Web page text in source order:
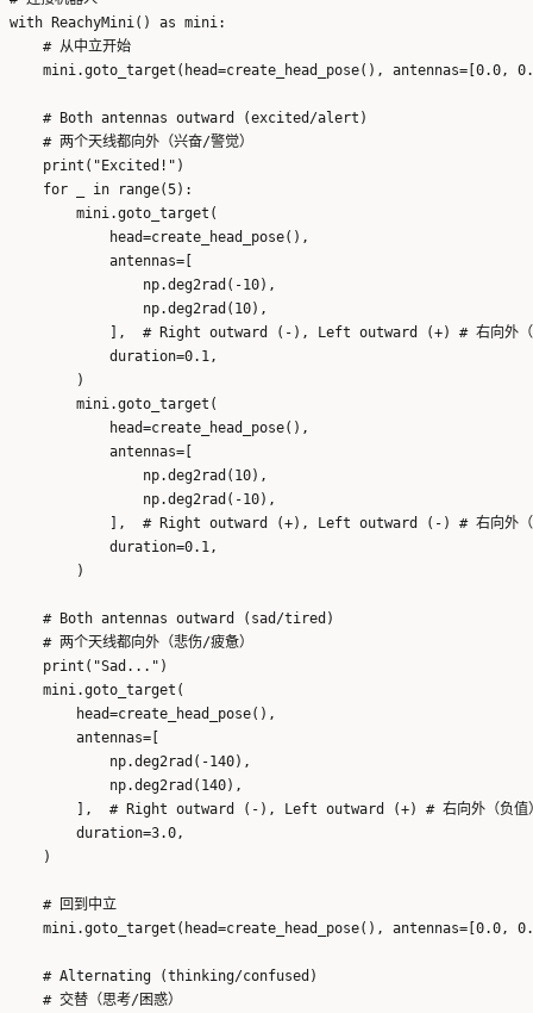
with ReachyMini() as mini:
    # 从中立开始
mini.goto_target(head=create_head_pose(), antennas=[0.0,
    # Both antennas outward (excited/alert)
    # 两个天线都向外（兴奋/警觉）
    print("Excited!")
    for _ in range(5):
        mini.goto_target(
            head=create_head_pose(),
            antennas=[
                np.deg2rad(-10),
                np.deg2rad(10),
],  # Right outward (-), Left outward (+) # 右向外（
            duration=0.1,
        )
        mini.goto_target(
            head=create_head_pose(),
            antennas=[
                np.deg2rad(10),
                np.deg2rad(-10),
],  # Right outward (+), Left outward (-) # 右向外（
            duration=0.1,
        )
    # Both antennas outward (sad/tired)
    # 两个天线都向外（悲伤/疲惫）
    print("Sad...")
    mini.goto_target(
        head=create_head_pose(),
        antennas=[
            np.deg2rad(-140),
            np.deg2rad(140),
],  # Right outward (-), Left outward (+) # 右向外（负值
        duration=3.0,
    )
    # 回到中立
mini.goto_target(head=create_head_pose(), antennas=[0.0,
    # Alternating (thinking/confused)
    # 交替（思考/困惑）